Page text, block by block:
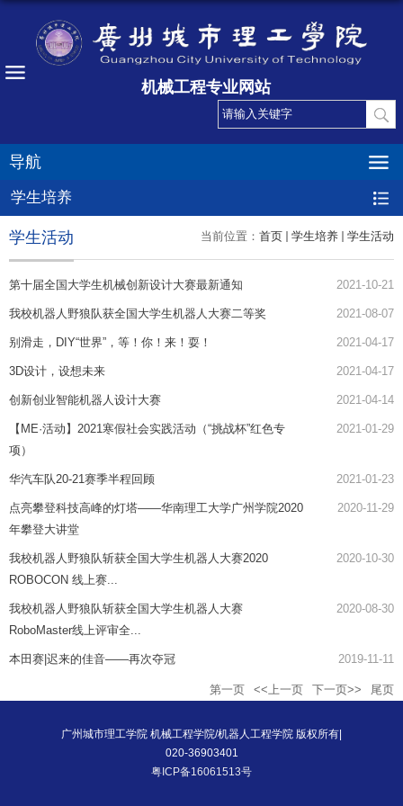
机械工程专业网站
导航
学生培养
当前位置： 首页 学生培养 学生活动
学生活动
第十届全国大学生机械创新设计大赛最新通知 2021-10-21
我校机器人野狼队获全国大学生机器人大赛二等奖 2021-08-07
别滑走，DIY“世界”，等！你！来！耍！ 2021-04-17
3D设计，设想未来 2021-04-17
创新创业智能机器人设计大赛 ​ 2021-04-14
【ME·活动】2021寒假社会实践活动（“挑战杯”红色专
项）
2021-01-29
华汽车队20-21赛季半程回顾 2021-01-23
点亮攀登科技高峰的灯塔——华南理工大学广州学院2020
年攀登大讲堂
2020-11-29
我校机器人野狼队斩获全国大学生机器人大赛2020
ROBOCON 线上赛...
2020-10-30
我校机器人野狼队斩获全国大学生机器人大赛
RoboMaster线上评审全...
2020-08-30
本田赛|迟来的佳音——再次夺冠 2019-11-11
第一页 <<上一页 下一页>> 尾页
广州城市理工学院 机械工程学院/机器人工程学院 版权所有|
020-36903401
粤ICP备16061513号